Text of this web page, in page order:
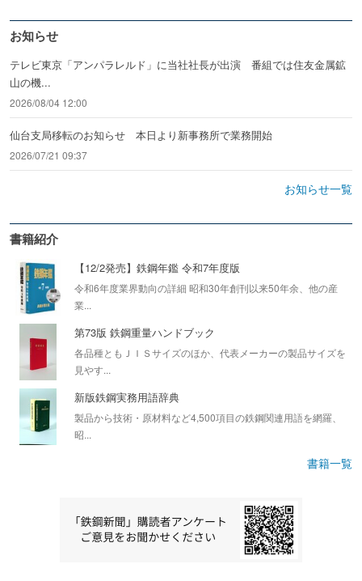
お知らせ
テレビ東京「アンパラレルド」に当社社長が出演 番組では住友金属鉱
山の機...
2026/08/04 12:00
仙台支局移転のお知らせ 本日より新事務所で業務開始
2026/07/21 09:37
お知らせ一覧
書籍紹介
【12/2発売】鉄鋼年鑑 令和7年度版
令和6年度業界動向の詳細 昭和30年創刊以来50年余、他の産
業...
第73版 鉄鋼重量ハンドブック
各品種ともＪＩＳサイズのほか、代表メーカーの製品サイズを
見やす...
新版鉄鋼実務用語辞典
製品から技術・原材料など4,500項目の鉄鋼関連用語を網羅、
昭...
書籍一覧